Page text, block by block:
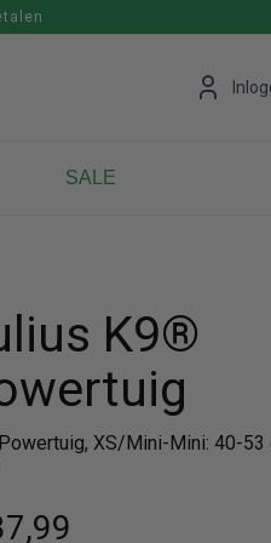
Vul hem met producten.
SALE
K9®
XS/Mini-Mini: 40-53
,99